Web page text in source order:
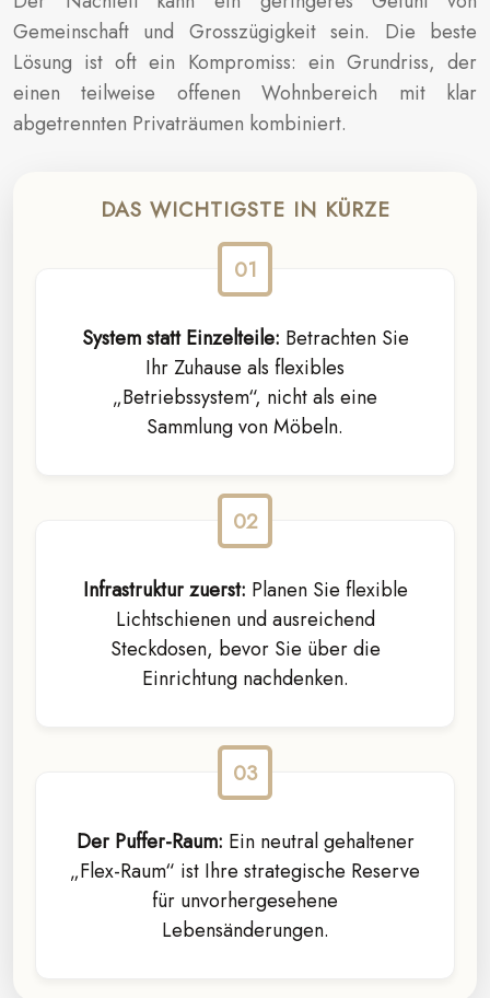
Gemeinschaft und Grosszügigkeit sein. Die beste
Lösung ist oft ein Kompromiss: ein Grundriss, der
einen teilweise offenen Wohnbereich mit klar
abgetrennten Privaträumen kombiniert.
DAS WICHTIGSTE IN KÜRZE
System statt Einzelteile: Betrachten Sie
Ihr Zuhause als flexibles
„Betriebssystem“, nicht als eine
Sammlung von Möbeln.
Infrastruktur zuerst: Planen Sie flexible
Lichtschienen und ausreichend
Steckdosen, bevor Sie über die
Einrichtung nachdenken.
Der Puffer-Raum: Ein neutral gehaltener
„Flex-Raum“ ist Ihre strategische Reserve
für unvorhergesehene
Lebensänderungen.